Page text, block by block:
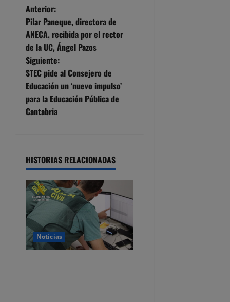
N
a
v
e
g
a
i
ó
n
d
e
Anterior:
Pilar Paneque, directora de
ANECA, recibida por el rector
de la UC, Ángel Pazos
Siguiente:
STEC pide al Consejero de
Educación un ‘nuevo impulso’
para la Educación Pública de
Cantabria
HISTORIAS RELACIONADAS
Noticias